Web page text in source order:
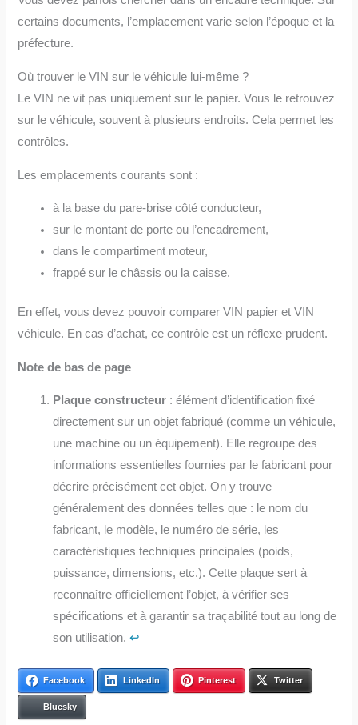
certains documents, l’emplacement varie selon l’époque et la
préfecture.
Où trouver le VIN sur le véhicule lui-même ?
Le VIN ne vit pas uniquement sur le papier. Vous le retrouvez
sur le véhicule, souvent à plusieurs endroits. Cela permet les
contrôles.
Les emplacements courants sont :
à la base du pare-brise côté conducteur,
sur le montant de porte ou l’encadrement,
dans le compartiment moteur,
frappé sur le châssis ou la caisse.
En effet, vous devez pouvoir comparer VIN papier et VIN
véhicule. En cas d’achat, ce contrôle est un réflexe prudent.
Note de bas de page
Plaque constructeur : élément d’identification fixé
directement sur un objet fabriqué (comme un véhicule,
une machine ou un équipement). Elle regroupe des
informations essentielles fournies par le fabricant pour
décrire précisément cet objet. On y trouve
généralement des données telles que : le nom du
fabricant, le modèle, le numéro de série, les
caractéristiques techniques principales (poids,
puissance, dimensions, etc.). Cette plaque sert à
reconnaître officiellement l’objet, à vérifier ses
spécifications et à garantir sa traçabilité tout au long de
son utilisation.↩︎
Facebook LinkedIn Pinterest Twitter
Bluesky